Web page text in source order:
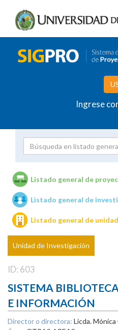
Ingrese
Unidades de
Listado general de
Listado general de
Listado general de
Unidad de Investigación
ID: 603
SISTEMA
E INFORMACIÓN
Director o directora: Licda.